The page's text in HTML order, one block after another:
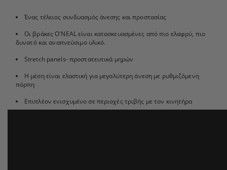
Ένας τέλειος συνδυασμός άνεσης και προστασίας
Οι βράκες O'NEAL είναι κατασκευασμένες από πιο ελαφρύ, πιο
δυνατό και αναπνεύσιμο υλικό.
Stretch panels- προστατευτικά μηρών
Η μέση είναι ελαστική για μεγαλύτερη άνεση με ρυθμιζόμενη
πόρπη
Επιπλέον ενισχυμένο σε περιοχές τριβής με τον κινητήρα